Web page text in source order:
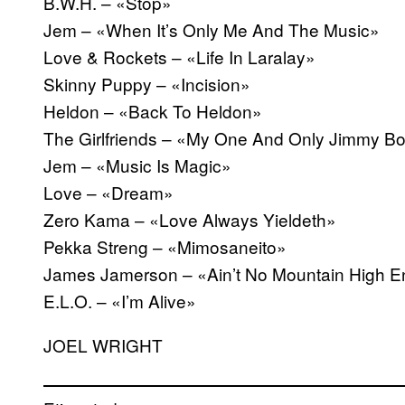
Jem – «When It’s Only Me And The Music»
Love & Rockets – «Life In Laralay»
Skinny Puppy – «Incision»
Heldon – «Back To Heldon»
The Girlfriends – «My One And Only Jimmy
Jem – «Music Is Magic»
Love – «Dream»
Zero Kama – «Love Always Yieldeth»
Pekka Streng – «Mimosaneito»
James Jamerson – «Ain’t No Mountain High
E.L.O. – «I’m Alive»
JOEL WRIGHT